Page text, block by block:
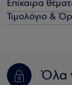
Επίκαιρα
Τιμολόγιο &
Όλα